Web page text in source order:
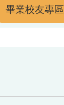
畢業校友專區